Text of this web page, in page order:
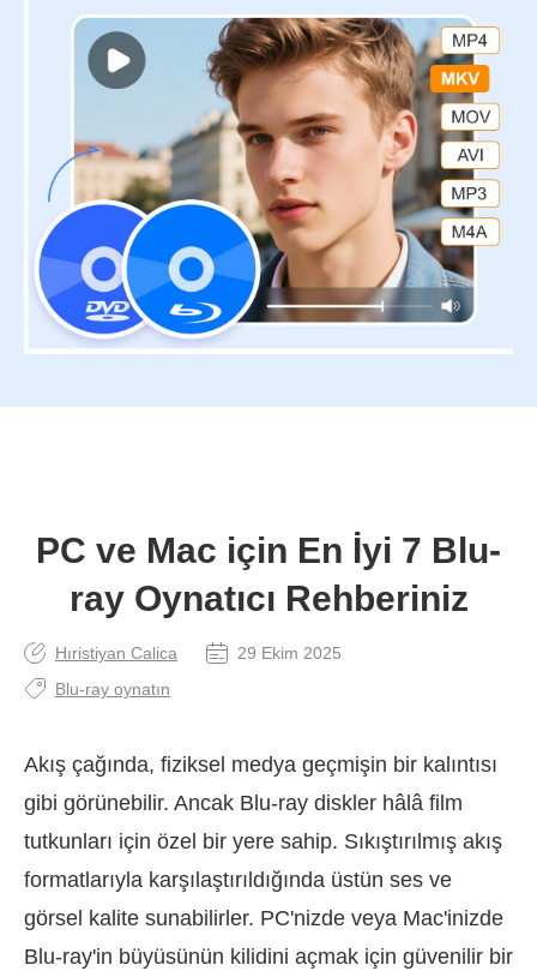
PC ve Mac için En İyi 7 Blu-
ray Oynatıcı Rehberiniz
Hıristiyan Calica
29 Ekim 2025
Blu-ray oynatın
Akış çağında, fiziksel medya geçmişin bir kalıntısı
gibi görünebilir. Ancak Blu-ray diskler hâlâ film
tutkunları için özel bir yere sahip. Sıkıştırılmış akış
formatlarıyla karşılaştırıldığında üstün ses ve
görsel kalite sunabilirler. PC'nizde veya Mac'inizde
Blu-ray'in büyüsünün kilidini açmak için güvenilir bir